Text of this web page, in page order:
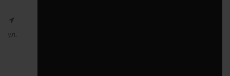
ул.